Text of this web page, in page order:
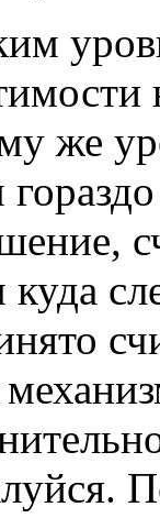
же